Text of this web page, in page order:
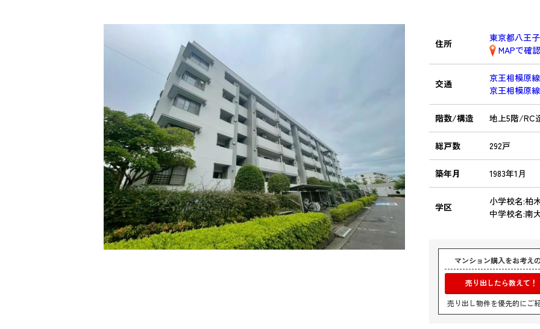
住所 東京都八王
MAPで確認
交通 京王相模原線
京王相模原線
階数/構造 地上5階/RC
総戸数 292戸
築年月 1983年1月
学区
小学校名:柏
中学校名:南
マンション購入をお考え
売り出したら教えて！
売り出し物件を優先的にご